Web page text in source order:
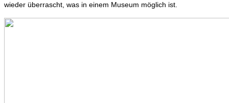
wieder überrascht, was in einem Museum möglich ist.